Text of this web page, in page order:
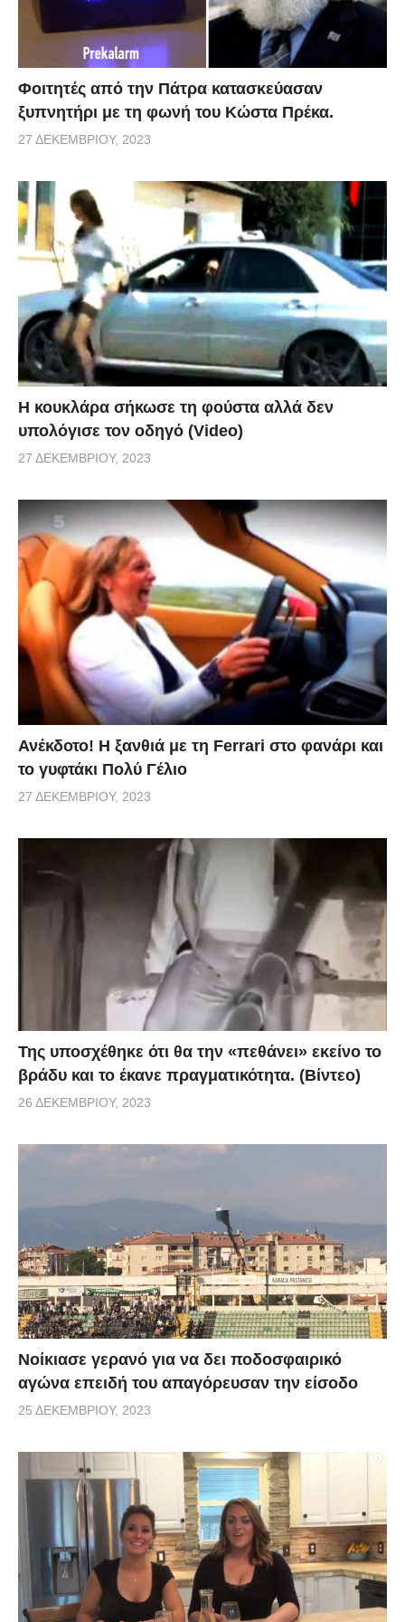
via
Φοιτητές από την Πάτρα κατασκεύασαν
ξυπνητήρι με τη φωνή του Κώστα Πρέκα.
27 ΔΕΚΕΜΒΡΊΟΥ, 2023
Η κουκλάρα σήκωσε τη φούστα αλλά δεν
υπολόγισε τον οδηγό (Video)
27 ΔΕΚΕΜΒΡΊΟΥ, 2023
Ανέκδοτο! Η ξανθιά με τη Ferrari στο φανάρι και
το γυφτάκι Πολύ Γέλιο
27 ΔΕΚΕΜΒΡΊΟΥ, 2023
Της υποσχέθηκε ότι θα την «πεθάνει» εκείνο το
βράδυ και το έκανε πραγματικότητα. (Βίντεο)
26 ΔΕΚΕΜΒΡΊΟΥ, 2023
Νοίκιασε γερανό για να δει ποδοσφαιρικό
αγώνα επειδή του απαγόρευσαν την είσοδο
25 ΔΕΚΕΜΒΡΊΟΥ, 2023